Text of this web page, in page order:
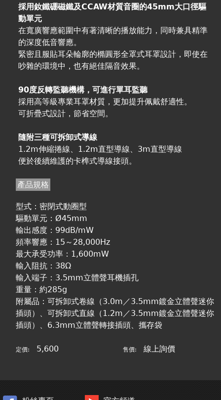
採用釹鐵硼磁鐵及CCAW材質音圈的45mm大口徑驅
動單元
在寬廣響應範圍中有著清晰的播放能力，同時兼具精準
的深度低音響應。
緊密且服貼耳朵輪廓的橢圓形全罩式耳罩設計，即使在
吵雜的環境中，也有絕佳隔音效果。
90度反轉監聽機構，可進行單耳監聽
採用高等級專業耳罩材質，更加提升佩戴舒適性。
可折疊式設計，節省空間。
隨附三種可拆卸式導線
1.2m伸縮捲線、1.2m直型導線、3m直型導線
便於後續維護的卡榫式導線接頭。
產品規格
型式：密閉式動圈型
驅動單元：Ø45mm
輸出感度：99dB/mW
頻率響應：15～28,000Hz
最大承受功率：1,600mW
輸入阻抗：38Ω
輸入端子：3.5mm立體聲耳機插孔
重量：約285g
附屬品：可拆卸式卷線（3.0m／3.5mm鍍金立體聲迷你
插頭）、可拆卸式直線（1.2m／3.5mm鍍金立體聲迷你
插頭）、6.3mm立體聲轉接插頭、攜存袋
定價: 5,600 售價: 線上詢價